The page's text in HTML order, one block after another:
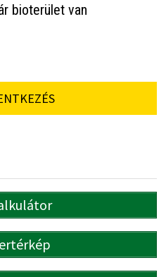
bioterület van